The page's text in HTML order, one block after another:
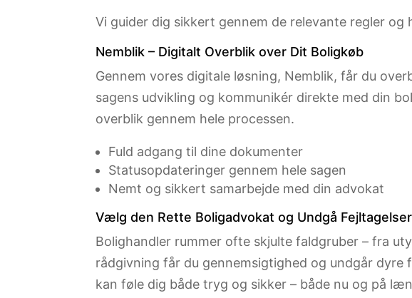
Vi guider dig sikkert gennem de relevante regler
Nemblik – Digitalt Overblik over Dit Boligkøb
Gennem vores digitale løsning, Nemblik, får du
sagens udvikling og kommunikér direkte med din
overblik gennem hele processen.
Fuld adgang til dine dokumenter
Statusopdateringer gennem hele sagen
Nemt og sikkert samarbejde med din advokat
Vælg den Rette Boligadvokat og Undgå Fejltagelser
Bolighandler rummer ofte skjulte faldgruber – fra
rådgivning får du gennemsigtighed og undgår dyre
kan føle dig både tryg og sikker – både nu og på